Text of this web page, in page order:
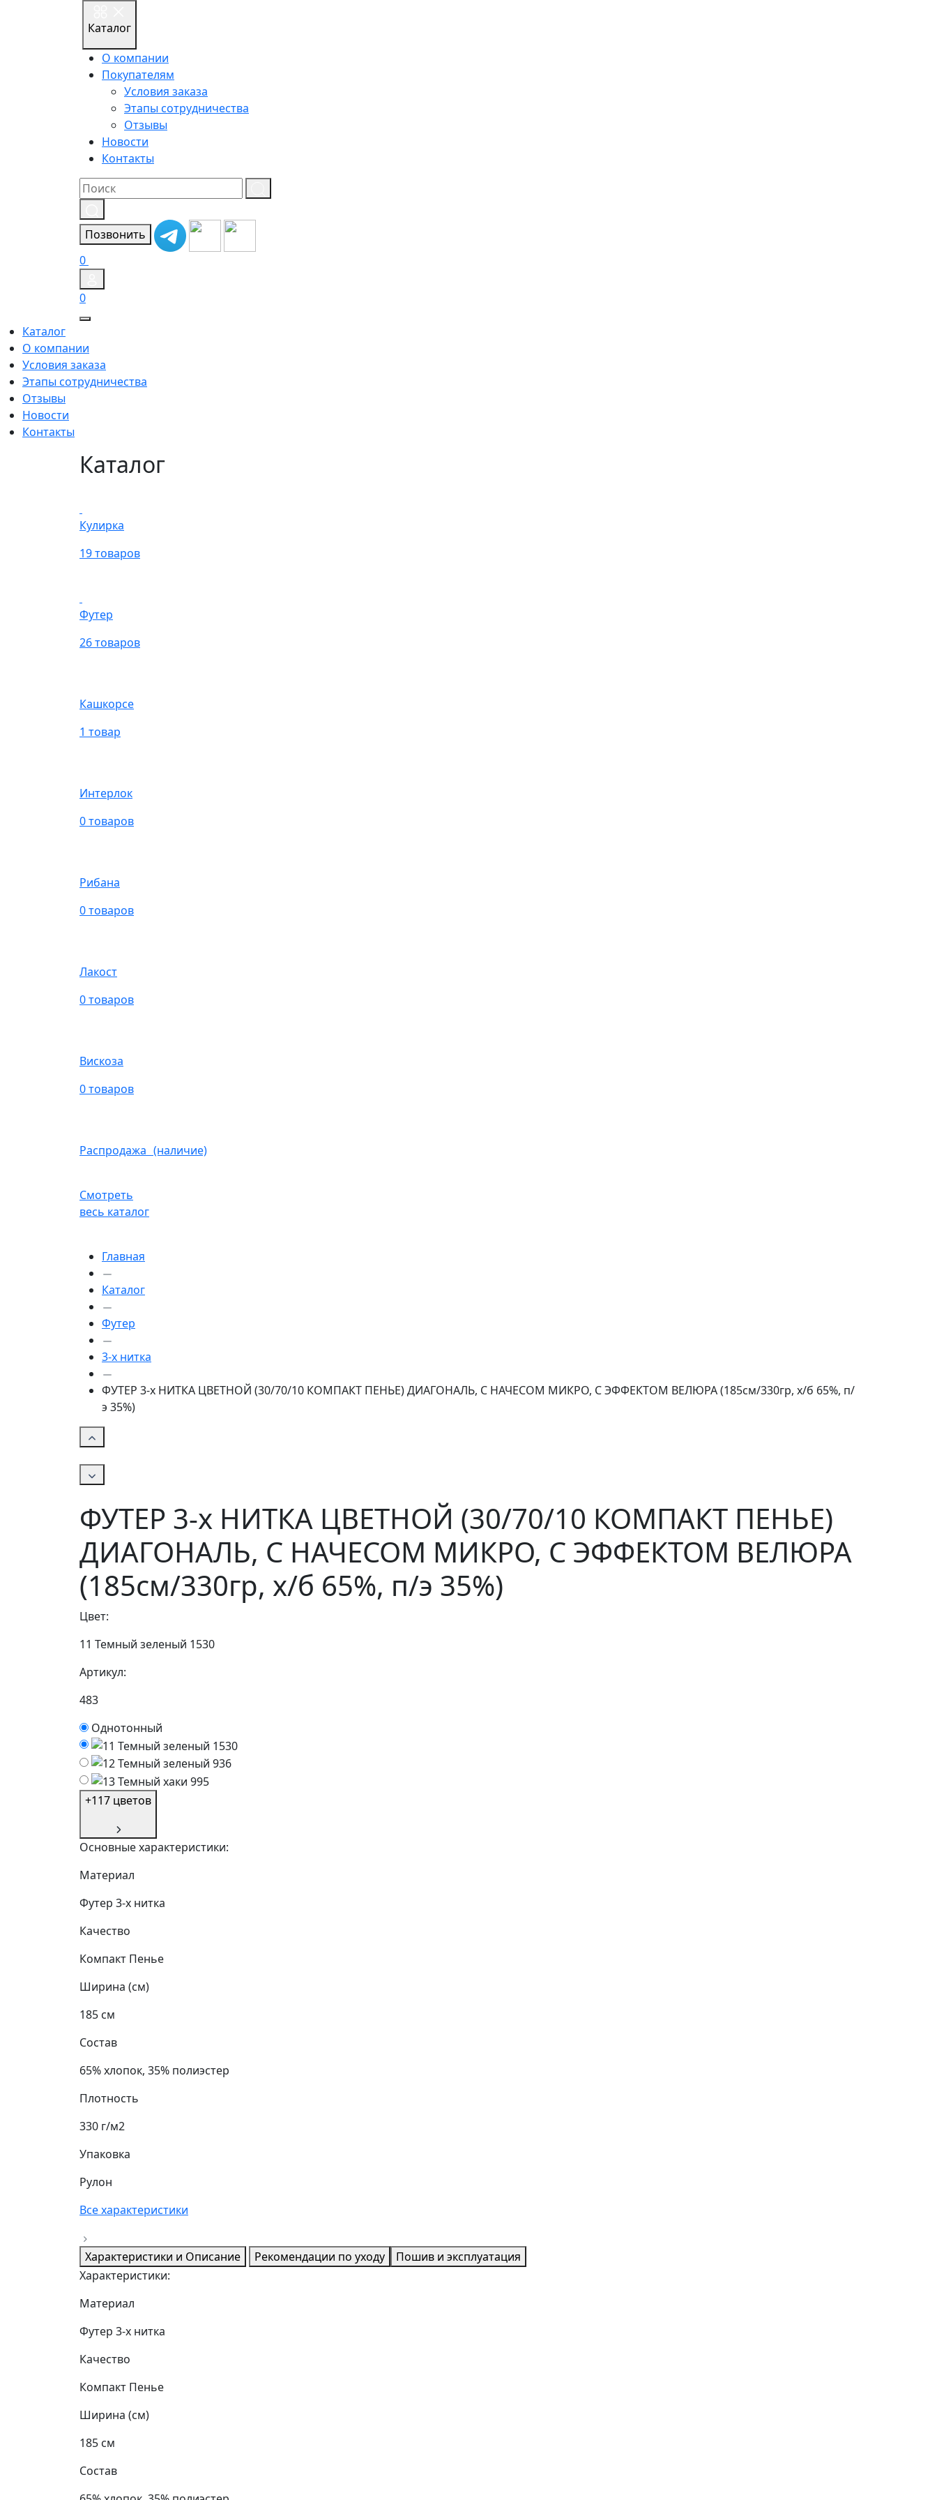
Каталог
О компании
Покупателям
Условия заказа
Этапы сотрудничества
Отзывы
Новости
Контакты
Результат
поиска:
Позвонить
0
0
Каталог
О компании
Условия заказа
Этапы сотрудничества
Отзывы
Новости
Контакты
Каталог
Кулирка
19 товаров
Футер
26 товаров
Кашкорсе
1 товар
Интерлок
0 товаров
Рибана
0 товаров
Лакост
0 товаров
Вискоза
0 товаров
Распродажа (наличие)
Смотреть
весь каталог
Главная
Каталог
Футер
3-х нитка
ФУТЕР 3-х НИТКА ЦВЕТНОЙ (30/70/10 КОМПАКТ ПЕНЬЕ) ДИАГОНАЛЬ, С НАЧЕСОМ МИКРО, С ЭФФЕКТОМ ВЕЛЮРА (185см/330гр, х/б 65%, п/
э 35%)
ФУТЕР 3-х НИТКА ЦВЕТНОЙ (30/70/10 КОМПАКТ ПЕНЬЕ)
ДИАГОНАЛЬ, С НАЧЕСОМ МИКРО, С ЭФФЕКТОМ ВЕЛЮРА
(185см/330гр, х/б 65%, п/э 35%)
Цвет:
11 Темный зеленый 1530
Артикул:
483
Однотонный
+117 цветов
Основные характеристики:
Материал
Футер 3-х нитка
Качество
Компакт Пенье
Ширина (см)
185 см
Состав
65% хлопок, 35% полиэстер
Плотность
330 г/м2
Упаковка
Рулон
Все характеристики
Характеристики и Описание Рекомендации по уходу
Пошив и эксплуатация
Характеристики:
Материал
Футер 3-х нитка
Качество
Компакт Пенье
Ширина (см)
185 см
Состав